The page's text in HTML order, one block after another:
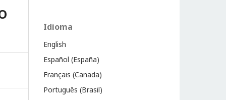
Idioma
English
Español (España)
Français (Canada)
Português (Brasil)